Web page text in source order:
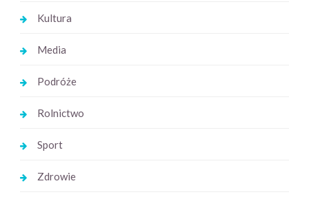
Kultura
Media
Podróże
Rolnictwo
Sport
Zdrowie